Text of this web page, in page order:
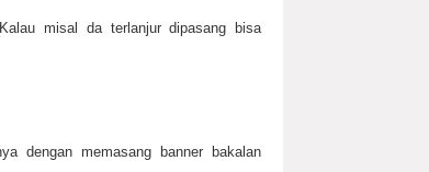
misal da terlanjur dipasang bisa
dengan memasang banner bakalan